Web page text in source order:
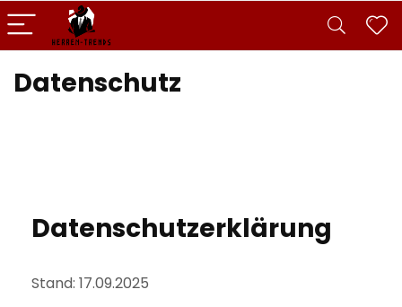
Datenschutz
Datenschutzerklärung
Stand: 17.09.2025